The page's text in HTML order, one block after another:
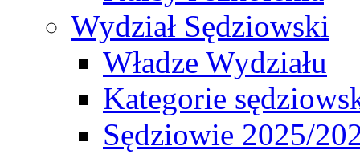
Wydział Sędziowski
Władze Wydziału
Kategorie
Sędziowie 2025/